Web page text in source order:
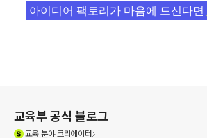
아이디어 팩토리가 마음에 드신다면
교육부 공식 블로그
교육분야 크리에이터